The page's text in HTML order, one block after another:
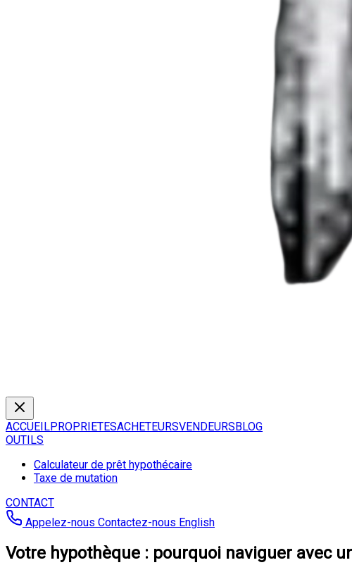
ACCUEILPROPRIETESACHETEURSVENDEURSBLOG
OUTILS
Calculateur de prêt hypothécaire
Taxe de mutation
CONTACT
Appelez-nous Contactez-nous English
Votre hypothèque : pourquoi naviguer avec